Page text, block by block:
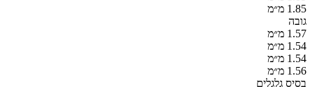
1.85 מ״מ
גובה
1.57 מ״מ
1.54 מ״מ
1.54 מ״מ
1.56 מ״מ
בסיס גלגלים